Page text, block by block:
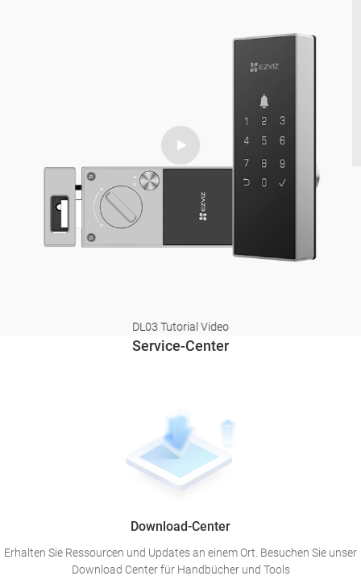
DL03 Tutorial Video
Service-Center
Download-Center
Erhalten Sie Ressourcen und Updates an einem Ort. Besuchen Sie unser
Download Center für Handbücher und Tools